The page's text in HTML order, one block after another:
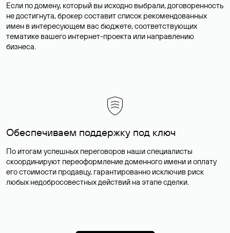
Если по домену, который вы исходно выбрали, договоренность
не достигнута, брокер составит список рекомендованных
имен в интересующем вас бюджете, соответствующих
тематике вашего интернет-проекта или направлению
бизнеса.
Обеспечиваем поддержку под ключ
По итогам успешных переговоров наши специалисты
скоординируют переоформление доменного имени и оплату
его стоимости продавцу, гарантированно исключив риск
любых недобросовестных действий на этапе сделки.